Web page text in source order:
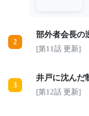
2
部外者会長の
[第11話 更新]
3
井戸に沈んだ
[第12話 更新]